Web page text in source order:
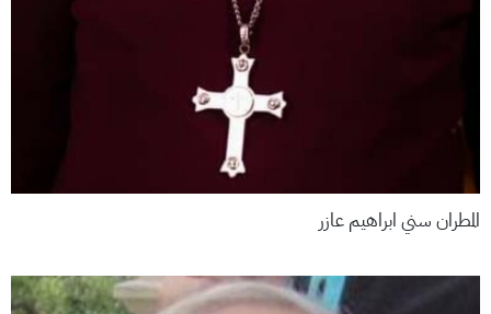
المطران سني ابراهيم عازر